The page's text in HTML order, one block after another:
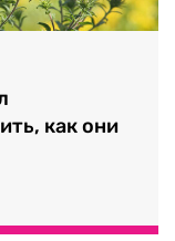
как они